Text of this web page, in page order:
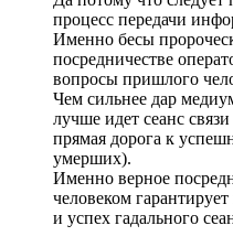
процесс передачи
Именно бесы
посредничестве
вопросы пришлого
Чем сильнее дар
лучше идет сеанс
прямая дорога к
умерших).
Именно верное
человеком
и успех гадального